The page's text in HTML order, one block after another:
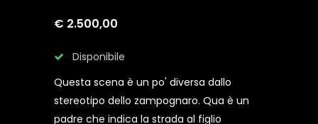
€ 2.500,00
Disponibile
Questa scena è un po' diversa dallo
stereotipo dello zampognaro. Qua è un
padre che indica la strada al figlio